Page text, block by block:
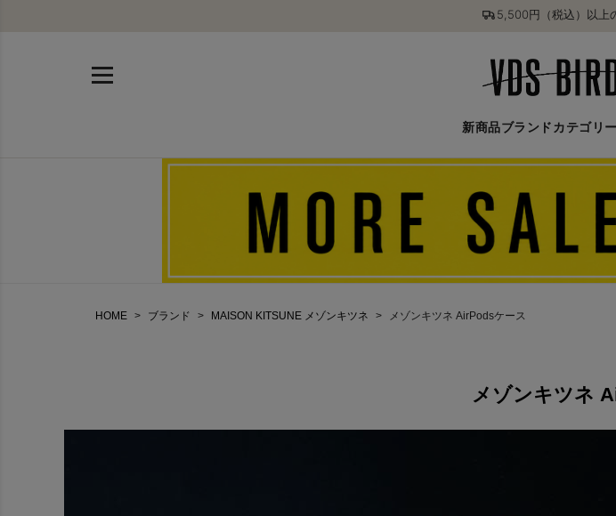
5,500円（税込）以上
新商品ブランド カテゴリー
HOME ブランド MAISON KITSUNE メゾンキツネ メゾンキツネ AirPodsケース
メゾンキツネ